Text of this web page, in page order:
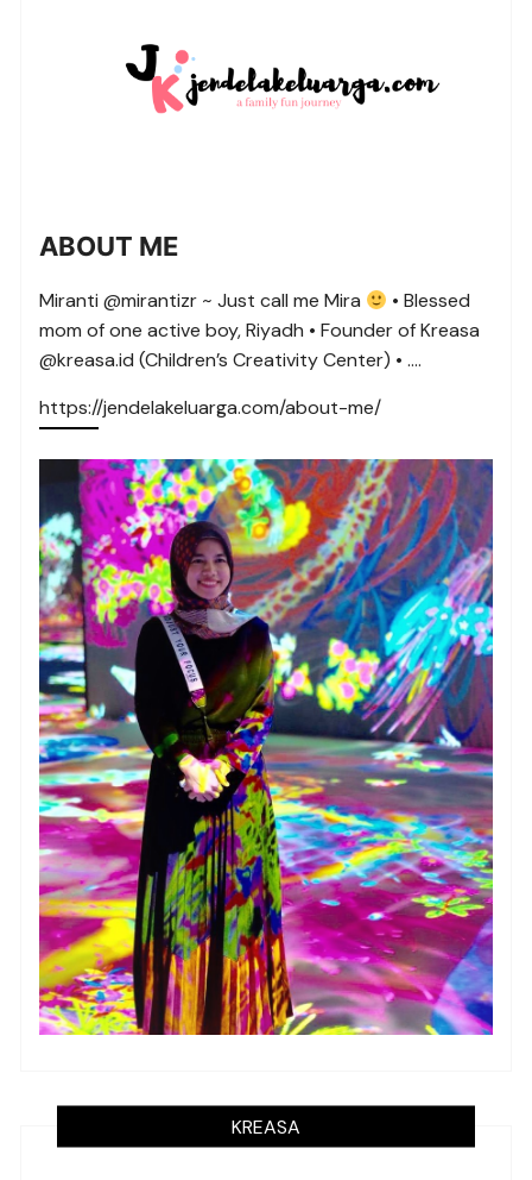
ABOUT ME
Miranti @mirantizr ~ Just call me Mira
• Blessed
mom of one active boy, Riyadh • Founder of Kreasa
@kreasa.id (Children’s Creativity Center) • ….
https://jendelakeluarga.com/about-me/
KREASA